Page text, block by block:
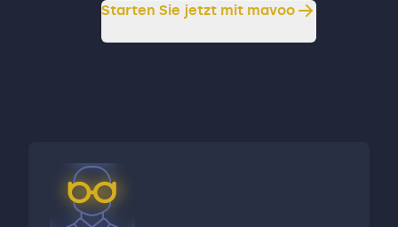
Starten Sie jetzt mit mavoo